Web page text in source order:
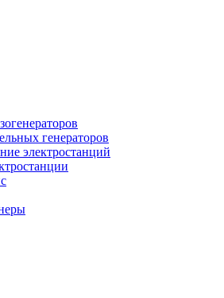
генераторов
электростанций